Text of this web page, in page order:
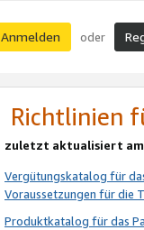
Anmelden oder
Richtlinien
zuletzt aktualisiert am
Vergütungskatalog für
Voraussetzungen für die
Produktkatalog für das